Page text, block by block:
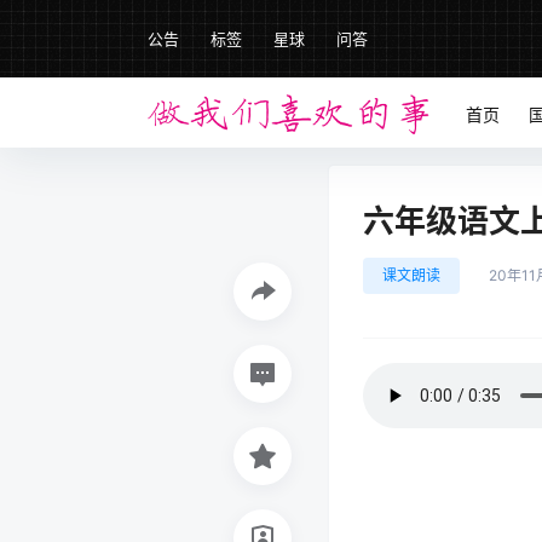
公告 标签 星球 问答
首页
六年级语文
课文朗读 20年11